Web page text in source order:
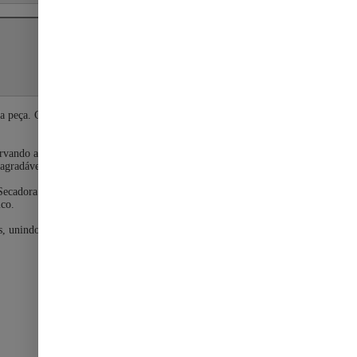
Com capacidade de 11 kg, ela seca grandes quantidades de
as fibras e garantindo resultados impecáveis. O modo
de Roupas PSEC5000 oferece total conveniência no dia a
unindo tecnologia, eficiência e conforto em cada ciclo.